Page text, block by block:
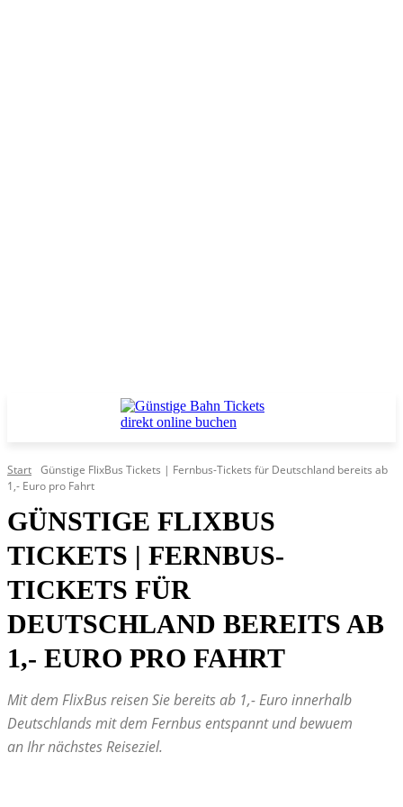
Start Günstige FlixBus Tickets | Fernbus-Tickets für Deutschland bereits ab
1,- Euro pro Fahrt
GÜNSTIGE FLIXBUS
TICKETS | FERNBUS-
TICKETS FÜR
DEUTSCHLAND BEREITS AB
1,- EURO PRO FAHRT
Mit dem FlixBus reisen Sie bereits ab 1,- Euro innerhalb
Deutschlands mit dem Fernbus entspannt und bewuem
an Ihr nächstes Reiseziel.